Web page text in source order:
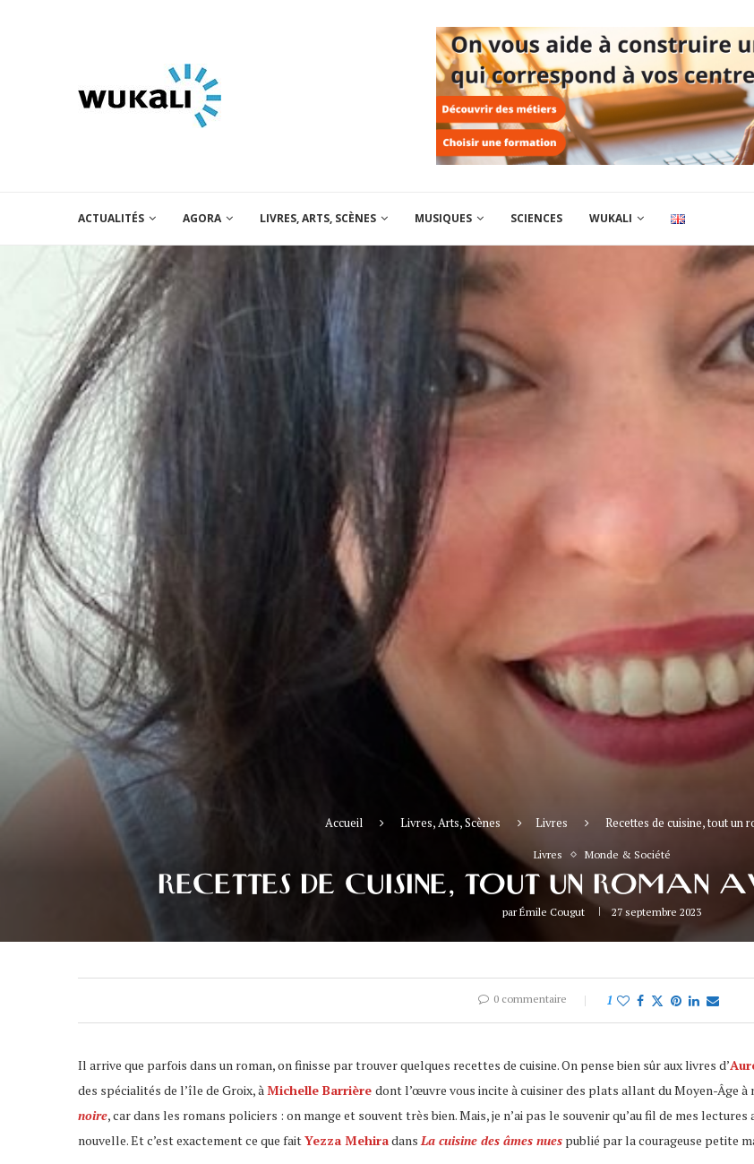
ACTUALITÉS AGORA LIVRES, ARTS, SCÈNES MUSIQUES SCIENCES WUKALI
Accueil Livres, Arts, Scènes Livres Recettes de cuisine, tout un
Livres Monde & Société
RECETTES DE CUISINE, TOUT UN ROMAN
parÉmile Cougut 27 septembre 2023
0 commentaire 1
Il arrive que parfois dans un roman, on finisse par trouver quelques recettes de cuisine. On pense bien sûr aux livres d’
des spécialités de l’île de Groix, àMichelle Barrière dont l’œuvre vous incite à cuisiner des plats allant du Moyen-Âge
noire, car dans les romans policiers : on mange et souvent très bien. Mais, je n’ai pas le souvenir qu’au fil de mes
nouvelle. Et c’est exactement ce que faitYezza MehiradansLa cuisine des âmes nues publié par la courageuse petite